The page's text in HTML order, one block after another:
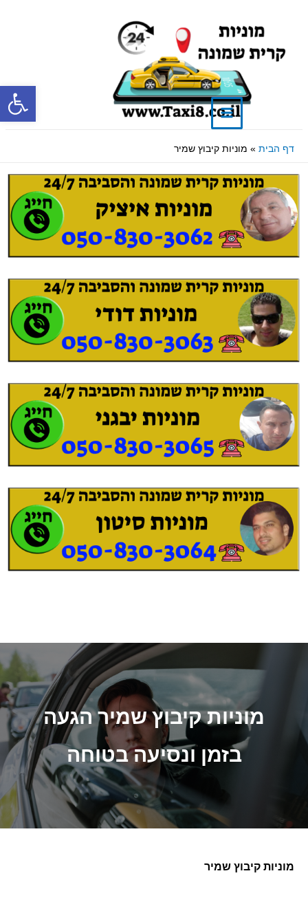
פתח
דף הבית מוניות קיבוץ שמיר
מוניות קיבוץ שמיר הגעה
בזמן ונסיעה בטוחה
מוניות קיבוץ שמיר